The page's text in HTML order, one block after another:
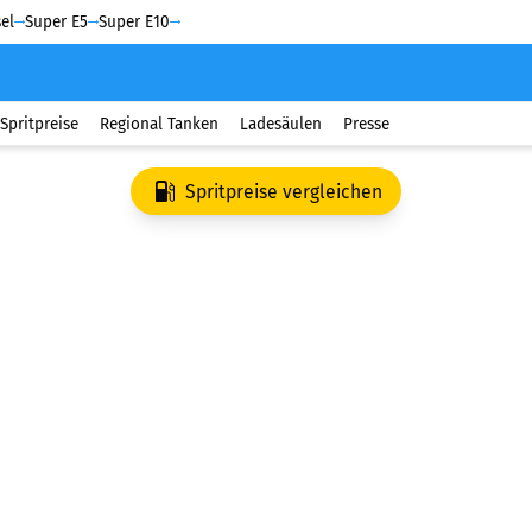
Super E5 Super E10
Regional Tanken Ladesäulen Presse
Spritpreise vergleichen